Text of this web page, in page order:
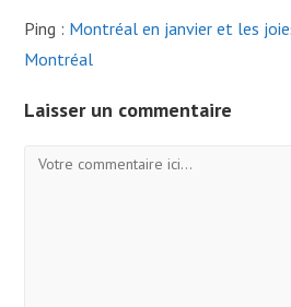
Ping : Montréal en janvier et les
Montréal
Laisser un commentaire
Commentaire